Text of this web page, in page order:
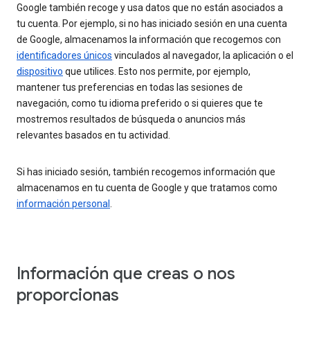
Google también recoge y usa datos que no están asociados a
tu cuenta. Por ejemplo, si no has iniciado sesión en una cuenta
de Google, almacenamos la información que recogemos con
identificadores únicos vinculados al navegador, la aplicación o el
dispositivo que utilices. Esto nos permite, por ejemplo,
mantener tus preferencias en todas las sesiones de
navegación, como tu idioma preferido o si quieres que te
mostremos resultados de búsqueda o anuncios más
relevantes basados en tu actividad.
Si has iniciado sesión, también recogemos información que
almacenamos en tu cuenta de Google y que tratamos como
información personal
Información que creas o nos
proporcionas